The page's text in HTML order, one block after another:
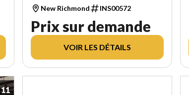
New Richmond INS00572
Prix sur demande
VOIR LES DÉTAILS
11